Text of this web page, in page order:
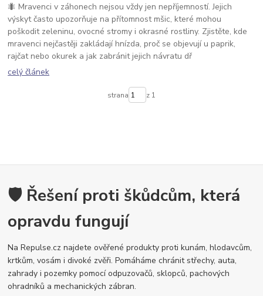
🐜 Mravenci v záhonech nejsou vždy jen nepříjemností. Jejich
výskyt často upozorňuje na přítomnost mšic, které mohou
poškodit zeleninu, ovocné stromy i okrasné rostliny. Zjistěte, kde
mravenci nejčastěji zakládají hnízda, proč se objevují u paprik,
rajčat nebo okurek a jak zabránit jejich návratu dř
celý článek
strana z 1
🛡️ Řešení proti škůdcům, která
opravdu fungují
Na Repulse.cz najdete ověřené produkty proti kunám, hlodavcům,
krtkům, vosám i divoké zvěři. Pomáháme chránit střechy, auta,
zahrady i pozemky pomocí odpuzovačů, sklopců, pachových
ohradníků a mechanických zábran.